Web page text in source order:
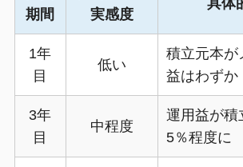
期間
実感度
1年
目
低い
積立元本が
益はわずか
3年
目
中程度
運用益が積
5％程度に